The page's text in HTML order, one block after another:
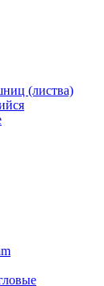
(листва)